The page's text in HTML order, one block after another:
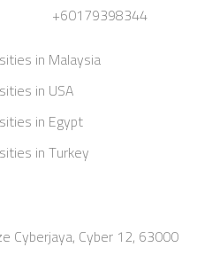
+60179398344
in Malaysia
in USA
in Egypt
in Turkey
Cyberjaya, Cyber 12, 63000